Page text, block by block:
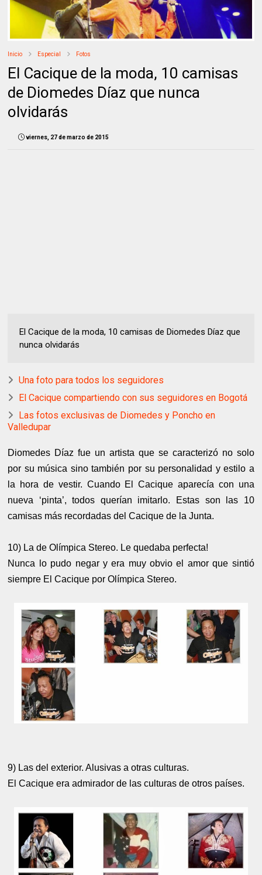
Inicio Especial Fotos
El Cacique de la moda, 10 camisas
de Diomedes Díaz que nunca
olvidarás
viernes, 27 de marzo de 2015
El Cacique de la moda, 10 camisas de Diomedes Díaz que
nunca olvidarás
Una foto para todos los seguidores
El Cacique compartiendo con sus seguidores en Bogotá
Las fotos exclusivas de Diomedes y Poncho en
Valledupar
Diomedes Díaz fue un artista que se caracterizó no solo
por su música sino también por su personalidad y estilo a
la hora de vestir. Cuando El Cacique aparecía con una
nueva ‘pinta’, todos querían imitarlo. Estas son las 10
camisas más recordadas del Cacique de la Junta.
10) La de Olímpica Stereo. Le quedaba perfecta!
Nunca lo pudo negar y era muy obvio el amor que sintió
siempre El Cacique por Olímpica Stereo.
9) Las del exterior. Alusivas a otras culturas.
El Cacique era admirador de las culturas de otros países.